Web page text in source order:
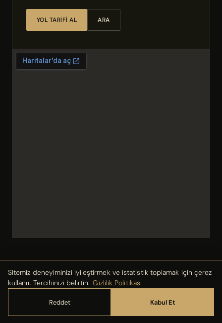
YOL TARIFI AL ARA
— TEKLIF MASASI AÇIK
Sitemiz deneyiminizi iyileştirmek ve istatistik toplamak için çerez
kullanır. Tercihinizi belirtin. Gizlilik Politikası
Reddet Kabul Et